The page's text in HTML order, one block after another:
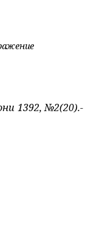
1392, №2(20).-